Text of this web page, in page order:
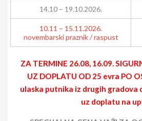
14.10 – 19.10.2026.
10.11 – 15.11.2026.
novembarski praznik / raspust
ZA TERMINE 26.08, 16.09.
UZ DOPLATU OD 25 evra PO
ulaska putnika iz drugih gradova
uz doplatu na